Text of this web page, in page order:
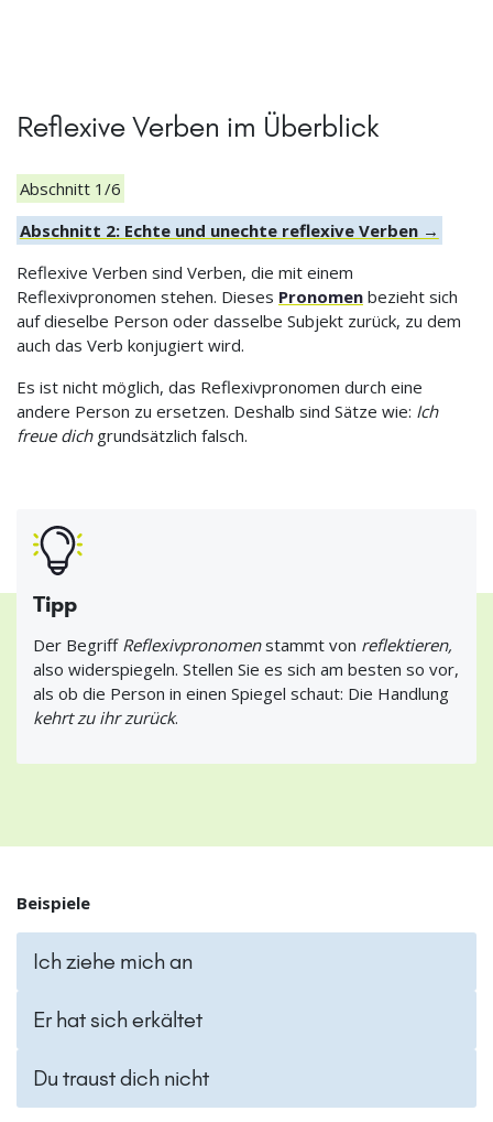
Reflexive Verben im Überblick
Abschnitt 1/6
Abschnitt 2: Echte und unechte reflexive Verben →
Reflexive Verben sind Verben, die mit einem
Reflexivpronomen stehen. Dieses Pronomen bezieht sich
auf dieselbe Person oder dasselbe Subjekt zurück, zu dem
auch das Verb konjugiert wird.
Es ist nicht möglich, das Reflexivpronomen durch eine
andere Person zu ersetzen. Deshalb sind Sätze wie: Ich
freue dichgrundsätzlich falsch.
Tipp
Der Begriff Reflexivpronomenstammt von reflektieren,
also widerspiegeln. Stellen Sie es sich am besten so vor,
als ob die Person in einen Spiegel schaut: Die Handlung
kehrt zu ihr zurück.
Beispiele
Ich ziehe mich an
Er hat sich erkältet
Du traust dich nicht